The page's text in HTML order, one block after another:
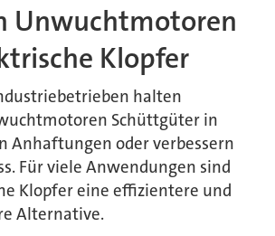
Unwuchtmotoren
Klopfer
halten
Schüttgüter in
Anhaftungen oder verbessern
Für viele Anwendungen sind
Klopfer eine effizientere und
Alternative.